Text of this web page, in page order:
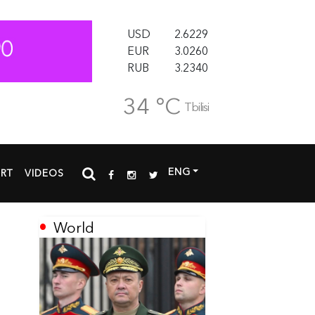
USD
2.6229
EUR
3.0260
RUB
3.2340
34 °C Tbilisi
VIDEOS ENG
World